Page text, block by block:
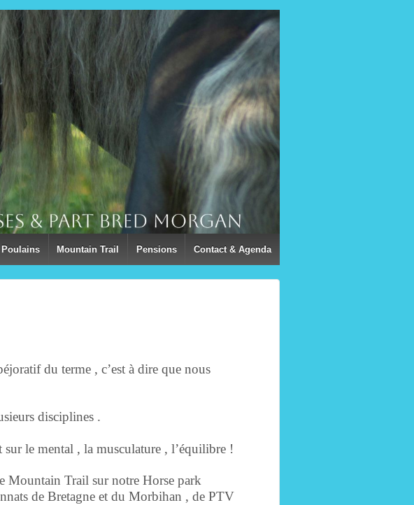
Poulains Mountain Trail Pensions Contact & Agenda
du terme , c’est à dire que nous
disciplines .
le mental , la musculature , l’équilibre !
Mountain Trail sur notre Horse park
de Bretagne et du Morbihan , de PTV